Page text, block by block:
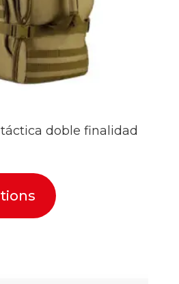
doble finalidad